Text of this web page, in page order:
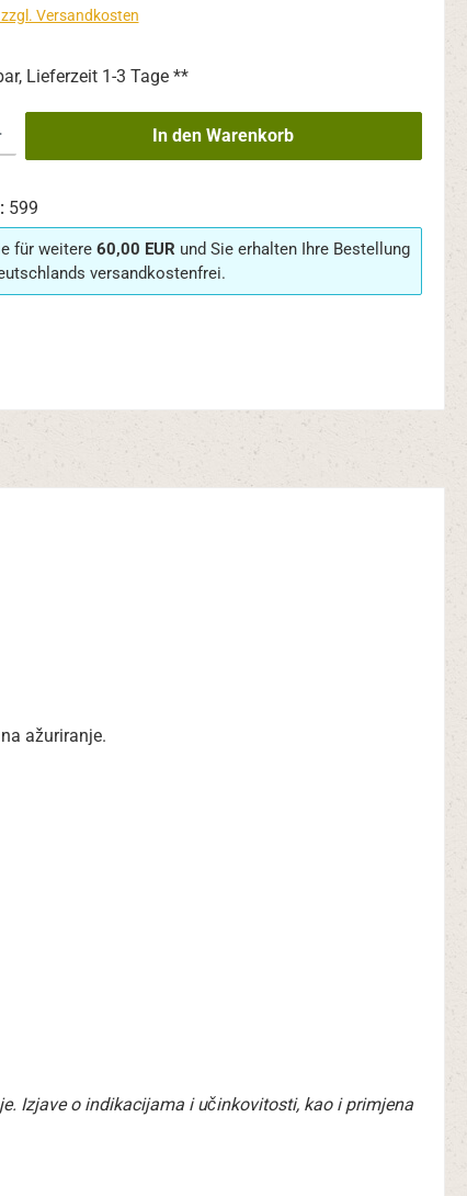
Versandkosten
Lieferzeit 1-3 Tage **
In den Warenkorb
599
für weitere 60,00 EUR und Sie erhalten Ihre Bestellung
versandkostenfrei.
ažuriranje.
Izjave o indikacijama i učinkovitosti, kao i primjena